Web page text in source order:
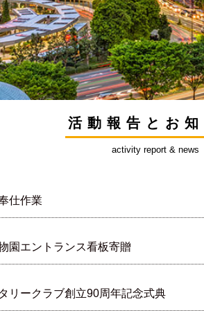
活動報告とお知
activity report & news
仕作業
園エントランス看板寄贈
リークラブ創立90周年記念式典